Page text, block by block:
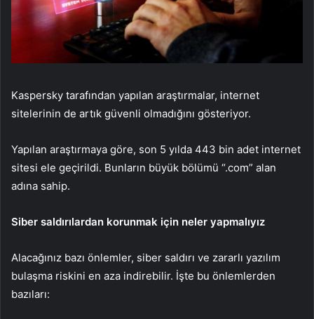
Kaspersky tarafından yapılan araştırmalar, internet
sitelerinin de artık güvenli olmadığını gösteriyor.
Yapılan araştırmaya göre, son 5 yılda 443 bin adet internet
sitesi ele geçirildi. Bunların büyük bölümü “.com” alan
adına sahip.
Siber saldırılardan korunmak için neler yapmalıyız
Alacağınız bazı önlemler, siber saldırı ve zararlı yazılım
bulaşma riskini en aza indirebilir. İşte bu önlemlerden
bazıları: